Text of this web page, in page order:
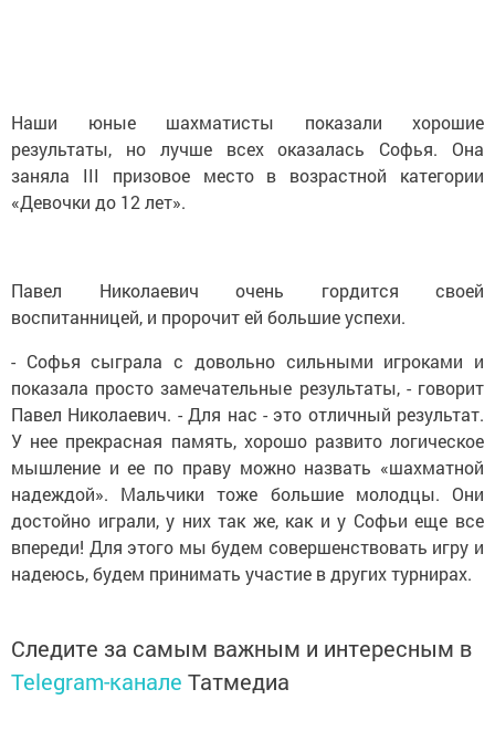
Наши юные шахматисты показали хорошие
результаты, но лучше всех оказалась Софья. Она
заняла III призовое место в возрастной категории
«Девочки до 12 лет».
Павел Николаевич очень гордится своей
воспитанницей, и пророчит ей большие успехи.
- Софья сыграла с довольно сильными игроками и
показала просто замечательные результаты, - говорит
Павел Николаевич. - Для нас - это отличный результат.
У нее прекрасная память, хорошо развито логическое
мышление и ее по праву можно назвать «шахматной
надеждой». Мальчики тоже большие молодцы. Они
достойно играли, у них так же, как и у Софьи еще все
впереди! Для этого мы будем совершенствовать игру и
надеюсь, будем принимать участие в других турнирах.
Следите за самым важным и интересным в
Telegram-канале Татмедиа